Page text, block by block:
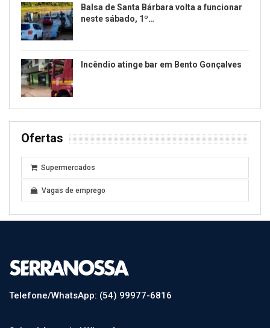
Balsa de Santa Bárbara volta a funcionar
neste sábado, 1º…
Incêndio atinge bar em Bento Gonçalves
Ofertas
Supermercados
Vagas de emprego
Telefone/WhatsApp: (54) 99977-6816